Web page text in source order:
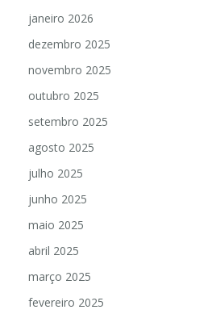
janeiro 2026
dezembro 2025
novembro 2025
outubro 2025
setembro 2025
agosto 2025
julho 2025
junho 2025
maio 2025
abril 2025
março 2025
fevereiro 2025